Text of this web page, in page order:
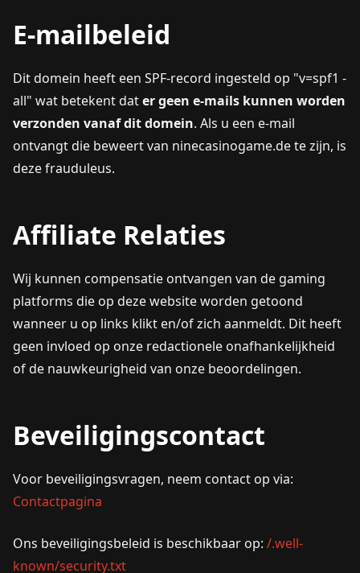
E-mailbeleid
Dit domein heeft een SPF-record ingesteld op "v=spf1 -
all" wat betekent dater geen e-mails kunnen worden
verzonden vanaf dit domein. Als u een e-mail
ontvangt die beweert van ninecasinogame.de te zijn, is
deze frauduleus.
Affiliate Relaties
Wij kunnen compensatie ontvangen van de gaming
platforms die op deze website worden getoond
wanneer u op links klikt en/of zich aanmeldt. Dit heeft
geen invloed op onze redactionele onafhankelijkheid
of de nauwkeurigheid van onze beoordelingen.
Beveiligingscontact
Voor beveiligingsvragen, neem contact op via:
Contactpagina
Ons beveiligingsbeleid is beschikbaar op: /.well-
known/security.txt